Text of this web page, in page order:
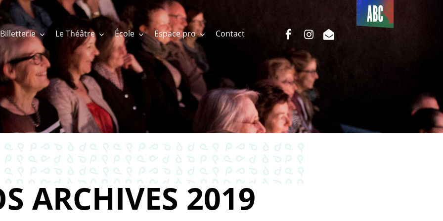
Billetterie Le Théâtre École Espace pro Contact
Du côté
de l’ABC
facebookinstagram
email
ARCHIVES 2019